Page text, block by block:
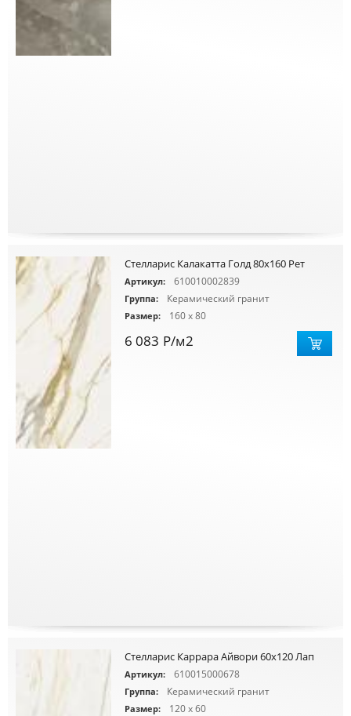
Стелларис Калакатта Голд 80х160 Рет
Артикул: 610010002839
Группа: Керамический гранит
Размер: 160 x 80
6 083 Р/м2
Стелларис Каррара Айвори 60x120 Лап
Артикул: 610015000678
Группа: Керамический гранит
Размер: 120 x 60